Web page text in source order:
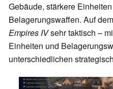
Gebäude, stärkere
Belagerungswaffen. Auf
Empires IVsehr taktisch –
Einheiten und
unterschiedlichen